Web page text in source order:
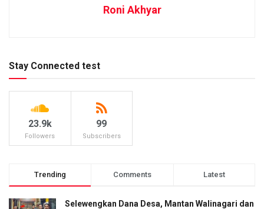
Roni Akhyar
Stay Connected test
23.9k
Followers
99
Subscribers
Trending Comments Latest
Selewengkan Dana Desa, Mantan Walinagari dan